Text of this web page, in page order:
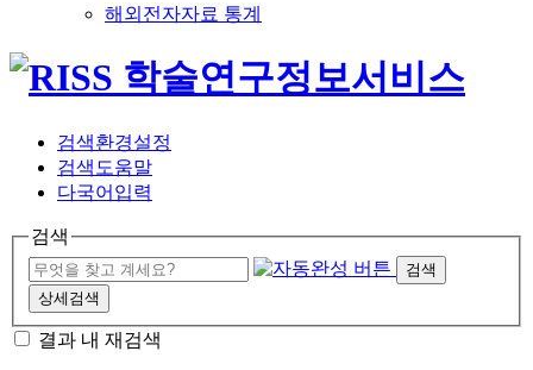
해외전자자료 통계
검색환경설정
검색도움말
다국어입력
검색
검색
상세검색
결과 내 재검색